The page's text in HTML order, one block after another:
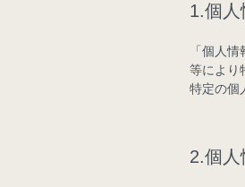
1.個人
「個人
等により
特定の個
2.個人